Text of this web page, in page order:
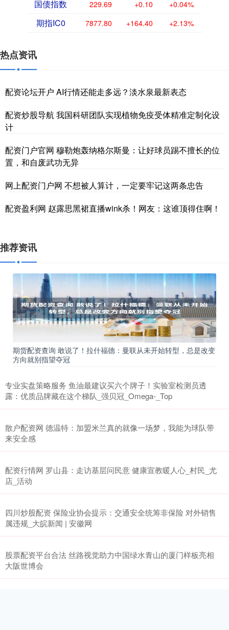
国债指数 229.69 +0.10 +0.04%
期指IC0 7877.80 +164.40 +2.13%
热点资讯
配资论坛开户 AI行情还能走多远？淡水泉最新表态
配资炒股导航 我国科研团队实现植物免疫受体精准定制化设
计
配资门户官网 穆勒炮轰纳格尔斯曼：让好球员踢不擅长的位
置，和自废武功无异
网上配资门户网 不想被人算计，一定要牢记这两条忠告
配资盈利网 赵露思黑裙直播wink杀！网友：这谁顶得住啊！
推荐资讯
期货配资查询 敢说了！拉什福德：曼联从未开始转型，总是改变
方向就别指望夺冠
专业实盘策略服务 鱼油最建议买六个牌子！实验室检测员透
露：优质品牌藏在这个梯队_强贝冠_Omega-_Top
散户配资网 德温特：加盟米兰真的就像一场梦，我能为球队带
来安全感
配资行情网 罗山县：走访基层问民意 健康宣教暖人心_村民_尤
店_活动
四川炒股配资 保险业协会提示：交通安全统筹非保险 对外销售
属违规_大皖新闻 | 安徽网
股票配资平台合法 丝路视觉助力中国绿水青山的厦门样板亮相
大阪世博会